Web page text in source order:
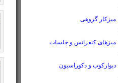
میزکار گروهی
میزهای کنفرانس و جلسات
دیوارکوب و دکوراسیون